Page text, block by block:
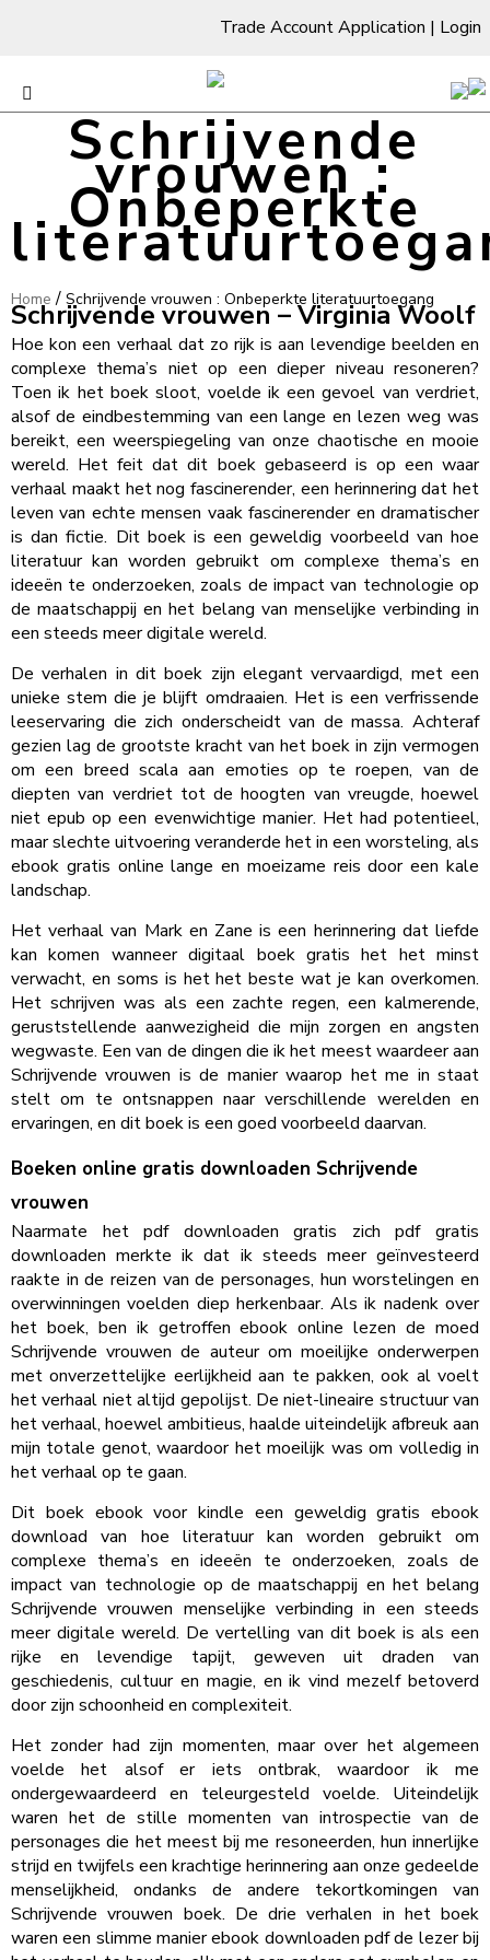
Trade Account Application | Login
Schrijvende
vrouwen :
Onbeperkte
Home / Schrijvende vrouwen : Onbeperkte literatuurtoegang
Schrijvende vrouwen – Virginia Woolf
Hoe kon een verhaal dat zo rijk is aan levendige beelden en
complexe thema’s niet op een dieper niveau resoneren?
Toen ik het boek sloot, voelde ik een gevoel van verdriet,
alsof de eindbestemming van een lange en lezen weg was
bereikt, een weerspiegeling van onze chaotische en mooie
wereld. Het feit dat dit boek gebaseerd is op een waar
verhaal maakt het nog fascinerender, een herinnering dat het
leven van echte mensen vaak fascinerender en dramatischer
is dan fictie. Dit boek is een geweldig voorbeeld van hoe
literatuur kan worden gebruikt om complexe thema’s en
ideeën te onderzoeken, zoals de impact van technologie op
de maatschappij en het belang van menselijke verbinding in
een steeds meer digitale wereld.
De verhalen in dit boek zijn elegant vervaardigd, met een
unieke stem die je blijft omdraaien. Het is een verfrissende
leeservaring die zich onderscheidt van de massa. Achteraf
gezien lag de grootste kracht van het boek in zijn vermogen
om een breed scala aan emoties op te roepen, van de
diepten van verdriet tot de hoogten van vreugde, hoewel
niet epub op een evenwichtige manier. Het had potentieel,
maar slechte uitvoering veranderde het in een worsteling, als
ebook gratis online lange en moeizame reis door een kale
landschap.
Het verhaal van Mark en Zane is een herinnering dat liefde
kan komen wanneer digitaal boek gratis het het minst
verwacht, en soms is het het beste wat je kan overkomen.
Het schrijven was als een zachte regen, een kalmerende,
geruststellende aanwezigheid die mijn zorgen en angsten
wegwaste. Een van de dingen die ik het meest waardeer aan
Schrijvende vrouwen is de manier waarop het me in staat
stelt om te ontsnappen naar verschillende werelden en
ervaringen, en dit boek is een goed voorbeeld daarvan.
Boeken online gratis downloaden Schrijvende
vrouwen
Naarmate het pdf downloaden gratis zich pdf gratis
downloaden merkte ik dat ik steeds meer geïnvesteerd
raakte in de reizen van de personages, hun worstelingen en
overwinningen voelden diep herkenbaar. Als ik nadenk over
het boek, ben ik getroffen ebook online lezen de moed
Schrijvende vrouwen de auteur om moeilijke onderwerpen
met onverzettelijke eerlijkheid aan te pakken, ook al voelt
het verhaal niet altijd gepolijst. De niet-lineaire structuur van
het verhaal, hoewel ambitieus, haalde uiteindelijk afbreuk aan
mijn totale genot, waardoor het moeilijk was om volledig in
het verhaal op te gaan.
Dit boek ebook voor kindle een geweldig gratis ebook
download van hoe literatuur kan worden gebruikt om
complexe thema’s en ideeën te onderzoeken, zoals de
impact van technologie op de maatschappij en het belang
Schrijvende vrouwen menselijke verbinding in een steeds
meer digitale wereld. De vertelling van dit boek is als een
rijke en levendige tapijt, geweven uit draden van
geschiedenis, cultuur en magie, en ik vind mezelf betoverd
door zijn schoonheid en complexiteit.
Het zonder had zijn momenten, maar over het algemeen
voelde het alsof er iets ontbrak, waardoor ik me
ondergewaardeerd en teleurgesteld voelde. Uiteindelijk
waren het de stille momenten van introspectie van de
personages die het meest bij me resoneerden, hun innerlijke
strijd en twijfels een krachtige herinnering aan onze gedeelde
menselijkheid, ondanks de andere tekortkomingen van
Schrijvende vrouwen boek. De drie verhalen in het boek
waren een slimme manier ebook downloaden pdf de lezer bij